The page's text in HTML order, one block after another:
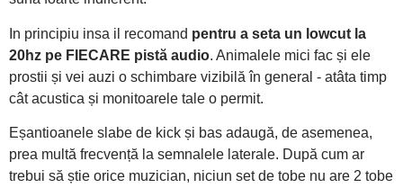
In principiu insa il recomand pentru a seta un lowcut la
20hz pe FIECARE pistă audio. Animalele mici fac și ele
prostii și vei auzi o schimbare vizibilă în general - atâta timp
cât acustica și monitoarele tale o permit.
Eșantioanele slabe de kick și bas adaugă, de asemenea,
prea multă frecvență la semnalele laterale. După cum ar
trebui să știe orice muzician, niciun set de tobe nu are 2 tobe